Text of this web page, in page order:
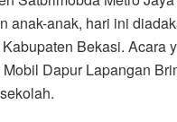
anak-anak, hari ini
Bekasi. Acara
Dapur Lapangan